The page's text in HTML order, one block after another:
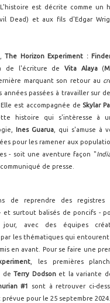
est décrite comme un
Dead) et aux fils d'Edgar
The Horizon Experiment :
de l'écriture de Vita Alaya (
marquant son retour au
années passées à travailler sur
est accompagnée de Skylar
histoire qui s'intèresse à
Ines Guarua , qui s'amuse à
pour les ramener aux
- soit une aventure façon "
de presse.
de reprendre des registres
et surtout balisés de poncifs -
avec des équipes
les thématiques qui
en avant. Pour se faire une
, les premières
de Terry Dodson et la variante
#1 sont à retrouver ci-
pour le 25 septembre 2024.